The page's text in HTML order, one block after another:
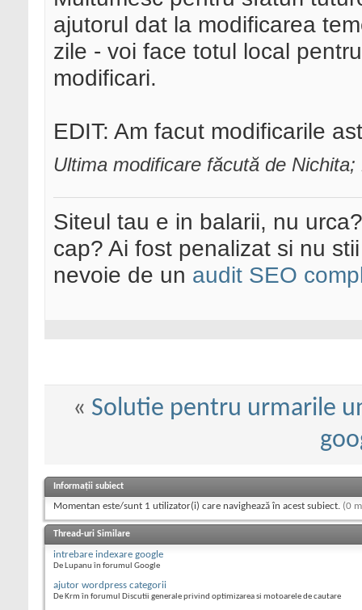
ajutorul dat la modificarea
zile - voi face totul local
modificari.
EDIT: Am facut modificarile
Ultima modificare făcută de
Siteul tau e in balarii, nu
cap? Ai fost penalizat si nu
nevoie de un audit SEO
« Solutie pentru urmarile
Informații subiect
Momentan este/sunt 1 utilizator(i) care navighează în acest subiect. (0
Thread-uri Similare
intrebare indexare google
De Lupanu în forumul Google
ajutor wordpress categorii
De Krm în forumul Discutii generale privind optimizarea si motoarele de cautare